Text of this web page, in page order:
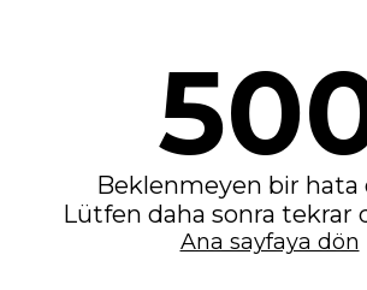
Beklenmeyen bir hata
Lütfen daha sonra tekrar
Ana sayfaya dön